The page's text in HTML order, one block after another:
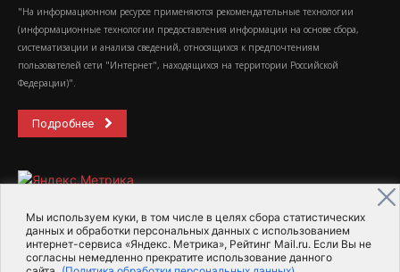
Мы используем куки, в том числе в целях сбора статистических
данных и обработки персональных данных с использованием
интернет-сервиса «Яндекс. Метрика», Рейтинг Mail.ru. Если Вы не
согласны немедленно прекратите использование данного
"На информационном ресурсе применяются рекомендательные технологии
(информационные технологии предоставления информации на основе сбора,
систематизации и анализа сведений, относящихся к предпочтениям
пользователей сети "Интернет", находящихся на территории Российской
Федерации)".
Подробнее
2015-2026- Информационное агентство МедиаПоток